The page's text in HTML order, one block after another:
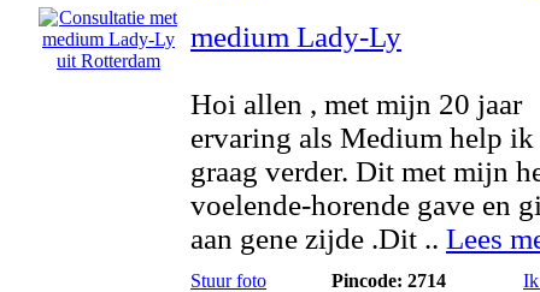
medium Lady-Ly
Hoi allen , met mijn 20 jaar
ervaring als Medium help ik
graag verder. Dit met mijn
voelende-horende gave en
aan gene zijde .Dit .. Lees
Stuur foto Pincode: 2714 Ik